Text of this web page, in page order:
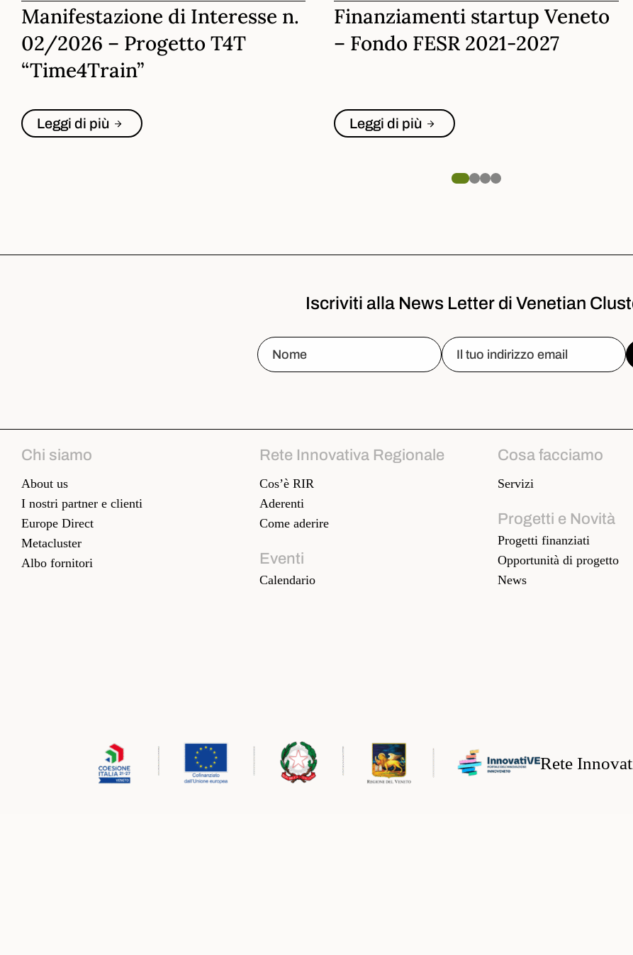
Manifestazione di Interesse n.
02/2026 – Progetto T4T
“Time4Train”
Leggi di più
Finanziamenti startup Veneto
– Fondo FESR 2021-2027
Leggi di più
Iscriviti alla News Letter di Venetian
Chi siamo
About us
I nostri partner e clienti
Europe Direct
Metacluster
Albo fornitori
Rete Innovativa Regionale
Cos’è RIR
Aderenti
Come aderire
Eventi
Calendario
Cosa facciamo
Servizi
Progetti e Novità
Progetti finanziati
Opportunità di progetto
News
Rete